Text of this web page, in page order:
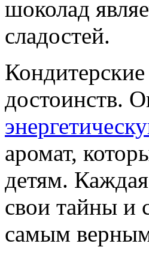
шоколад
сладостей.
достоинств.
аромат,
детям.
свои тайны и
самым